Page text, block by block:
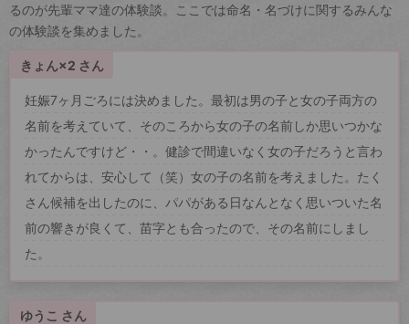
るのが先輩ママ達の体験談。ここでは命名・名づけに関するみんな
の体験談を集めました。
きょん×2 さん
妊娠7ヶ月ごろには決めました。最初は男の子と女の子両方の
名前を考えていて、そのころから女の子の名前しか思いつかな
かったんですけど・・。健診で間違いなく女の子だろうと言わ
れてからは、安心して（笑）女の子の名前を考えました。たく
さん候補を出したのに、パパがある日なんとなく思いついた名
前の響きが良くて、苗字とも合ったので、その名前にしまし
た。
ゆうこ さん